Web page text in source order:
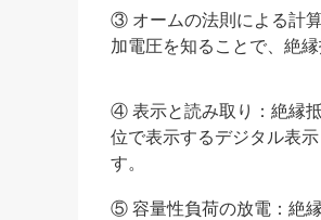
③ オームの法則による計
加電圧を知ることで、絶
④ 表示と読み取り：絶縁
位で表示するデジタル表
す。
⑤ 容量性負荷の放電：絶